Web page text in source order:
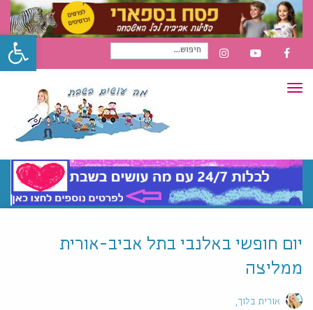
FACEBOOK
YOUTUBE
INSTAGRAM
חיפוש
תפריט
יום חופשי באלנבי בתל אביב-אורית
ממליצה
אורית בלוך
פתח